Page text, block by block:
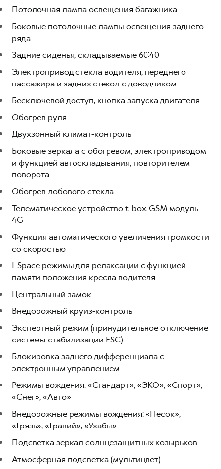
Потолочная лампа освещения багажника
Боковые потолочные лампы освещения заднего
ряда
Задние сиденья, складываемые 60:40
Электропривод стекла водителя, переднего
пассажира и задних стекол с доводчиком
Бесключевой доступ, кнопка запуска двигателя
Обогрев руля
Двухзонный климат-контроль
Боковые зеркала с обогревом, электроприводом
и функцией автоскладывания, повторителем
поворота
Обогрев лобового стекла
Телематическое устройство t-box, GSM модуль
4G
Функция автоматического увеличения громкости
со скоростью
I-Space режимы для релаксации с функцией
памяти положения кресла водителя
Центральный замок
Внедорожный круиз-контроль
Экспертный режим (принудительное отключение
системы стабилизации ESC)
Блокировка заднего дифференциала с
электронным управлением
Режимы вождения: «Стандарт», «ЭКО», «Спорт»,
«Снег», «Авто»
Внедорожные режимы вождения: «Песок»,
«Грязь», «Гравий», «Ухабы»
Подсветка зеркал солнцезащитных козырьков
Атмосферная подсветка (мультицвет)